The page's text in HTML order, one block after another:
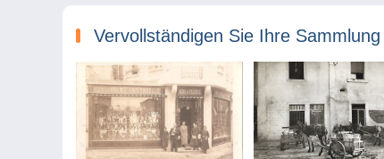
Vervollständigen Sie Ihre